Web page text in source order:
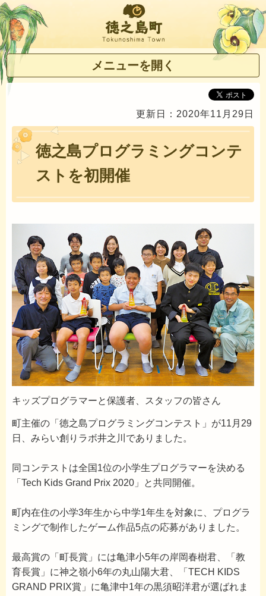
徳之島町
メニューを開く
更新日：2020年11月29日
徳之島プログラミングコンテ
ストを初開催
キッズプログラマーと保護者、スタッフの皆さん
町主催の「徳之島プログラミングコンテスト」が11月29
日、みらい創りラボ井之川でありました。
同コンテストは全国1位の小学生プログラマーを決める
「Tech Kids Grand Prix 2020」と共同開催。
町内在住の小学3年⽣から中学1年⽣を対象に、プログラ
ミングで制作したゲーム作品5点の応募がありました。
最高賞の「町長賞」には亀津小5年の岸岡春樹君、「教
育長賞」に神之嶺小6年の丸山陽大君、「TECH KIDS
GRAND PRIX賞」に亀津中1年の黒須昭洋君が選ばれま